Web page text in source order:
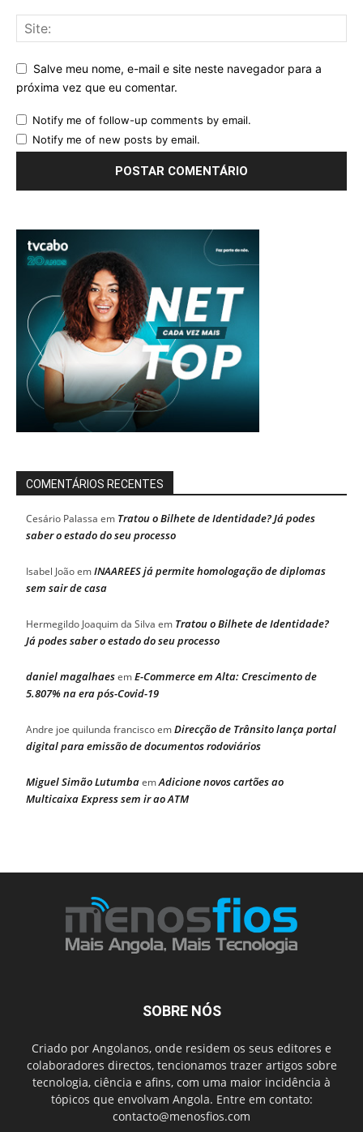
Salve meu nome, e-mail e site neste navegador para a
próxima vez que eu comentar.
Notify me of follow-up comments by email.
Notify me of new posts by email.
COMENTÁRIOS RECENTES
Cesário Palassa em Tratou o Bilhete de Identidade? Já podes
saber o estado do seu processo
Isabel JoãoemINAAREES já permite homologação de diplomas
sem sair de casa
Hermegildo Joaquim da Silva em Tratou o Bilhete de Identidade?
Já podes saber o estado do seu processo
daniel magalhaesemE-Commerce em Alta: Crescimento de
5.807% na era pós-Covid-19
Andre joe quilunda franciscoemDirecção de Trânsito lança portal
digital para emissão de documentos rodoviários
Miguel Simão LutumbaemAdicione novos cartões ao
Multicaixa Express sem ir ao ATM
SOBRE NÓS
Criado por Angolanos, onde residem os seus editores e
colaboradores directos, tencionamos trazer artigos sobre
tecnologia, ciência e afins, com uma maior incidência à
tópicos que envolvam Angola. Entre em contato:
contacto@menosfios.com